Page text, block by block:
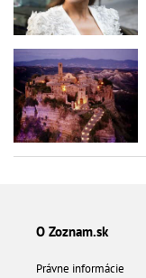
O Zoznam.sk
Právne informácie